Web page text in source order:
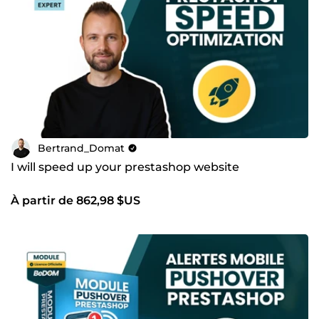
Prestashop vraiment performant.
Que vous envisagiez de
,refondreouoptimiser
votre site, je vous proposerai lesmeilleures solutions
pour atteindre vos objectifs de croissance et de visibilité.
Cliquez sur “Commander” ou “Contacter”pour en
discuter ou obtenir un devis personnalisé.
Ensemble, transformons votre présence en ligne en
levier de croissance
Bertrand Domat – Développeur Freelance WordPress &
Prestashop
Bertrand_Domat
I will speed up your prestashop website
À partir de 862,98 $US